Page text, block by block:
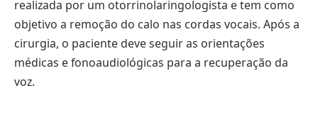
realizada por um otorrinolaringologista e tem como
objetivo a remoção do calo nas cordas vocais. Após a
cirurgia, o paciente deve seguir as orientações
médicas e fonoaudiológicas para a recuperação da
voz.